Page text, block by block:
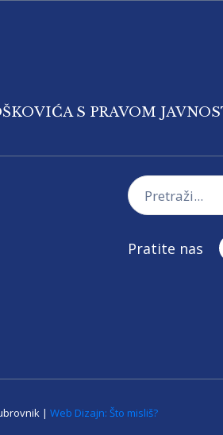
S PRAVOM
Pratite nas
| Web Dizajn: Što misliš?